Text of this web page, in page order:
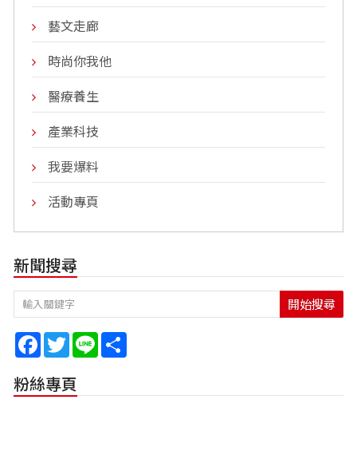
藝文走廊
時尚你我他
醫療養生
產業科技
我要爆料
活動專頁
新聞搜尋
開始搜尋
Facebook
TwitterLine
粉絲專頁